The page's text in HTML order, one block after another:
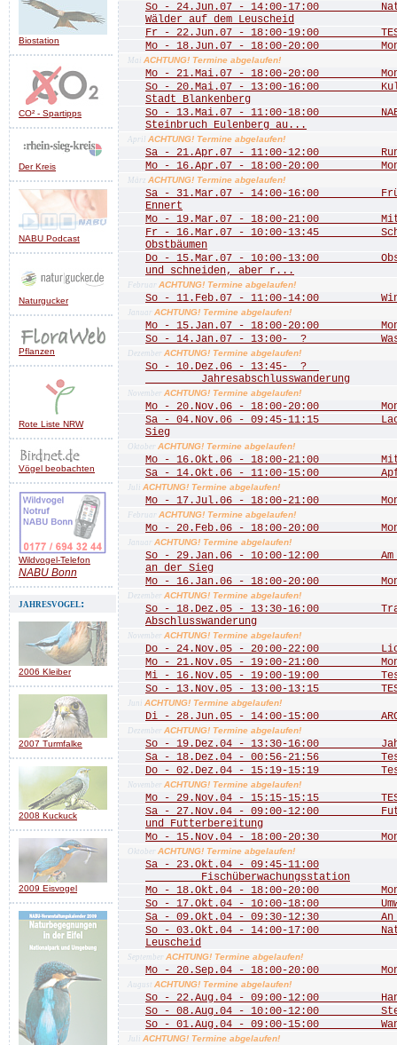
Biostation
CO² - Spartipps
Der Kreis
NABU Podcast
Naturgucker
Pflanzen
Rote Liste NRW
Vögel beobachten
Wildvogel-Telefon
NABU Bonn
jahresvogel:
2006 Kleiber
2007 Turmfalke
2008 Kuckuck
2009 Eisvogel
So - 24.Jun.07 - 14:00-17:00
Wälder auf dem Leuscheid
Fr - 22.Jun.07 - 18:00-19:00 TEST
Mo - 18.Jun.07 - 18:00-20:00
Mai ACHTUNG! Termine abgelaufen!
Mo - 21.Mai.07 - 18:00-20:00
So - 20.Mai.07 - 13:00-16:00
Stadt Blankenberg
So - 13.Mai.07 - 11:00-18:00
Steinbruch Eulenberg au...
April ACHTUNG! Termine abgelaufen!
Sa - 21.Apr.07 - 11:00-12:00 Rund
Mo - 16.Apr.07 - 18:00-20:00
März ACHTUNG! Termine abgelaufen!
Sa - 31.Mar.07 - 14:00-16:00
Ennert
Mo - 19.Mar.07 - 18:00-21:00
Fr - 16.Mar.07 - 10:00-13:45
Obstbäumen
Do - 15.Mar.07 - 10:00-13:00
und schneiden, aber r...
Februar ACHTUNG! Termine abgelaufen!
So - 11.Feb.07 - 11:00-14:00
Januar ACHTUNG! Termine abgelaufen!
Mo - 15.Jan.07 - 18:00-20:00
So - 14.Jan.07 - 13:00- ?
Dezember ACHTUNG! Termine abgelaufen!
So - 10.Dez.06 - 13:45- ?
Jahresabschlusswanderung
November ACHTUNG! Termine abgelaufen!
Mo - 20.Nov.06 - 18:00-20:00
Sa - 04.Nov.06 - 09:45-11:15
Sieg
Oktober ACHTUNG! Termine abgelaufen!
Mo - 16.Okt.06 - 18:00-21:00
Sa - 14.Okt.06 - 11:00-15:00
Juli ACHTUNG! Termine abgelaufen!
Mo - 17.Jul.06 - 18:00-21:00
Februar ACHTUNG! Termine abgelaufen!
Mo - 20.Feb.06 - 18:00-20:00
Januar ACHTUNG! Termine abgelaufen!
So - 29.Jan.06 - 10:00-12:00 Am
an der Sieg
Mo - 16.Jan.06 - 18:00-20:00
Dezember ACHTUNG! Termine abgelaufen!
So - 18.Dez.05 - 13:30-16:00
Abschlusswanderung
November ACHTUNG! Termine abgelaufen!
Do - 24.Nov.05 - 20:00-22:00
Mo - 21.Nov.05 - 19:00-21:00
Mi - 16.Nov.05 - 19:00-19:00
So - 13.Nov.05 - 13:00-13:15
Juni ACHTUNG! Termine abgelaufen!
Di - 28.Jun.05 - 14:00-15:00
Dezember ACHTUNG! Termine abgelaufen!
So - 19.Dez.04 - 13:30-16:00
Sa - 18.Dez.04 - 00:56-21:56
Do - 02.Dez.04 - 15:19-15:19 Test
November ACHTUNG! Termine abgelaufen!
Mo - 29.Nov.04 - 15:15-15:15 TEST
Sa - 27.Nov.04 - 09:00-12:00
und Futterbereitung
Mo - 15.Nov.04 - 18:00-20:30
Oktober ACHTUNG! Termine abgelaufen!
Sa - 23.Okt.04 - 09:45-11:00
Fischüberwachungsstation
Mo - 18.Okt.04 - 18:00-20:00
So - 17.Okt.04 - 10:00-18:00
Sa - 09.Okt.04 - 09:30-12:30 An
So - 03.Okt.04 - 14:00-17:00
Leuscheid
September ACHTUNG! Termine abgelaufen!
Mo - 20.Sep.04 - 18:00-20:00
August ACHTUNG! Termine abgelaufen!
So - 22.Aug.04 - 09:00-12:00
So - 08.Aug.04 - 10:00-12:00
So - 01.Aug.04 - 09:00-15:00
Juli ACHTUNG! Termine abgelaufen!